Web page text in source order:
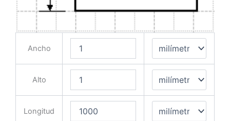
Ancho
Alto
Longitud